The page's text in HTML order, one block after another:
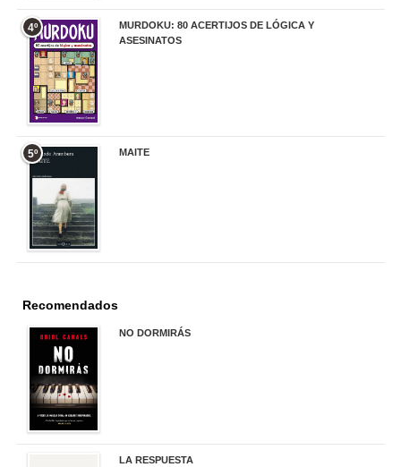
4º
MURDOKU: 80 ACERTIJOS DE LÓGICA Y
ASESINATOS
5º MAITE
Recomendados
NO DORMIRÁS
LA RESPUESTA